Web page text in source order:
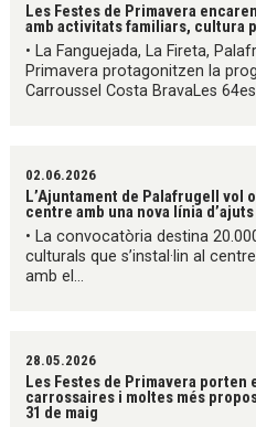
Les Festes de Primavera
amb activitats familiars, cultura
• La Fanguejada, La Fireta,
Primavera protagonitzen la
Carroussel Costa BravaLes
02.06.2026
L’Ajuntament de Palafrugell vol
centre amb una nova línia d’ajuts
• La convocatòria destina
culturals que s’instal·lin al
amb el...
28.05.2026
Les Festes de Primavera
carrossaires i moltes més
31 de maig